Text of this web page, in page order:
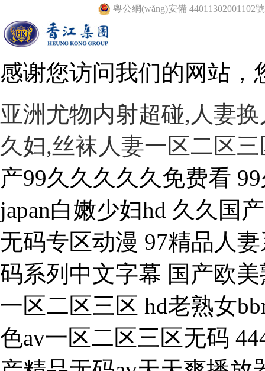
粵公網(wǎng)安備 44011302001102號
感谢您访问我们的网站，
亚洲尤物内射超碰,人妻
久妇,丝袜人妻一区二区三